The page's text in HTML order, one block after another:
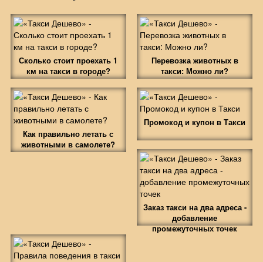
Сколько стоит проехать 1
км на такси в городе?
Перевозка животных в
такси: Можно ли?
Как правильно летать с
животными в самолете?
Промокод и купон в Такси
Заказ такси на два адреса -
добавление
промежуточных точек